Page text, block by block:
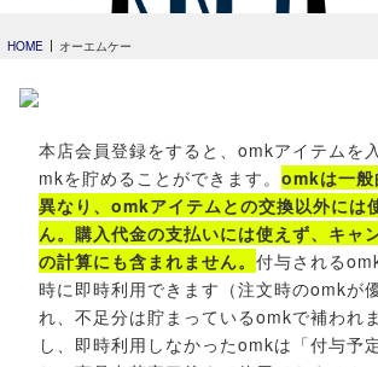
HOME オーエムケー
本店会員登録をすると、omkアイテムを
mkを貯めることができます。 omkは一般
異なり、omkアイテムとの交換以外には
ん。購入代金の支払いには使えず、キャ
の計算にも含まれません。 付与される
時に即時利用できます（注文時のomkが
れ、不足分は貯まっているomkで補われ
し、即時利用しなかったomkは「付与予